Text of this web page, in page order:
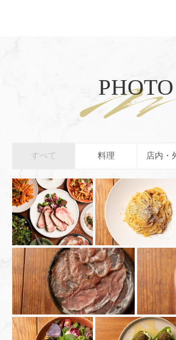
PHOTO
すべて 料理 店内・